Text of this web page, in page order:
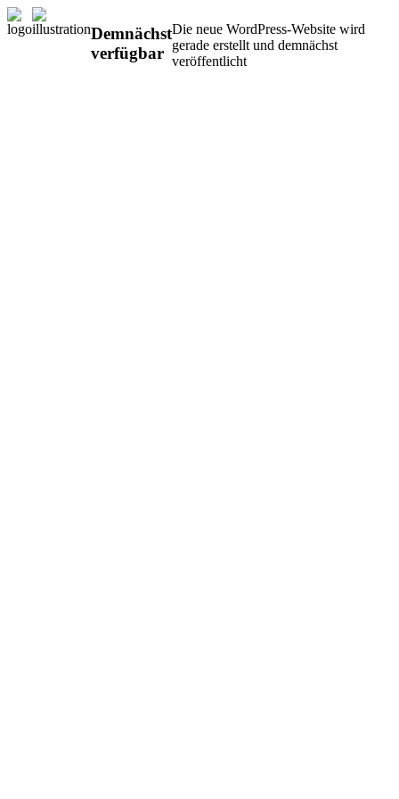
Demnächst
verfügbar
Die neue WordPress-Website wird
gerade erstellt und demnächst
veröffentlicht